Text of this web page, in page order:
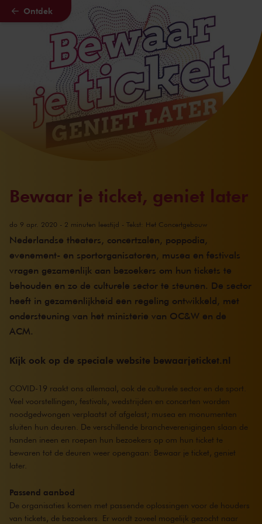
Naar hoofdcontent
Ontdek
Bewaar je ticket, geniet later
do 9 apr. 2020 - 2 minuten leestijd - Tekst: Het Concertgebouw
Nederlandse theaters, concertzalen, poppodia,
evenement- en sportorganisatoren, musea en festivals
vragen gezamenlijk aan bezoekers om hun tickets te
behouden en zo de culturele sector te steunen. De sector
heeft in gezamenlijkheid een regeling ontwikkeld, met
ondersteuning van het ministerie van OC&W en de
ACM.
Kijk ook op de speciale website bewaarjeticket.nl
COVID-19 raakt ons allemaal, ook de culturele sector en de sport.
Veel voorstellingen, festivals, wedstrijden en concerten worden
noodgedwongen verplaatst of afgelast; musea en monumenten
sluiten hun deuren. De verschillende brancheverenigingen slaan de
handen ineen en roepen hun bezoekers op om hun ticket te
bewaren tot de deuren weer opengaan: Bewaar je ticket, geniet
later.
Passend aanbod
De organisaties komen met passende oplossingen voor de houders
van tickets, de bezoekers. Er wordt zoveel mogelijk gezocht naar